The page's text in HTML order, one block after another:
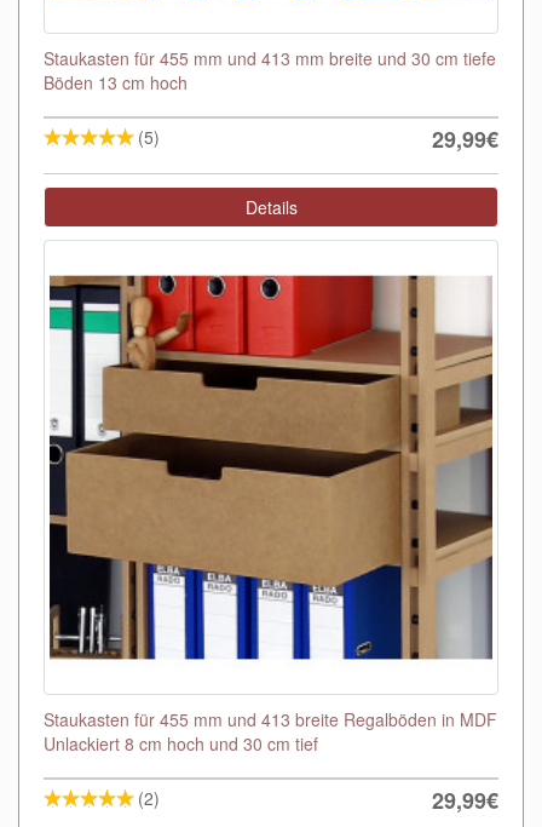
Staukasten für 455 mm und 413 mm breite und 30 cm tiefe
Böden 13 cm hoch
(5) 29,99€
Details
Staukasten für 455 mm und 413 breite Regalböden in MDF
Unlackiert 8 cm hoch und 30 cm tief
(2) 29,99€